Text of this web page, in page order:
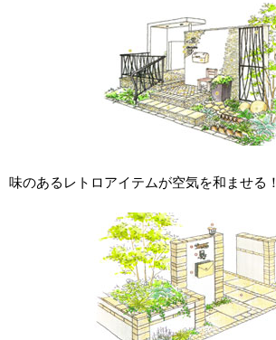
味のあるレトロアイテムが空気を和ませる！